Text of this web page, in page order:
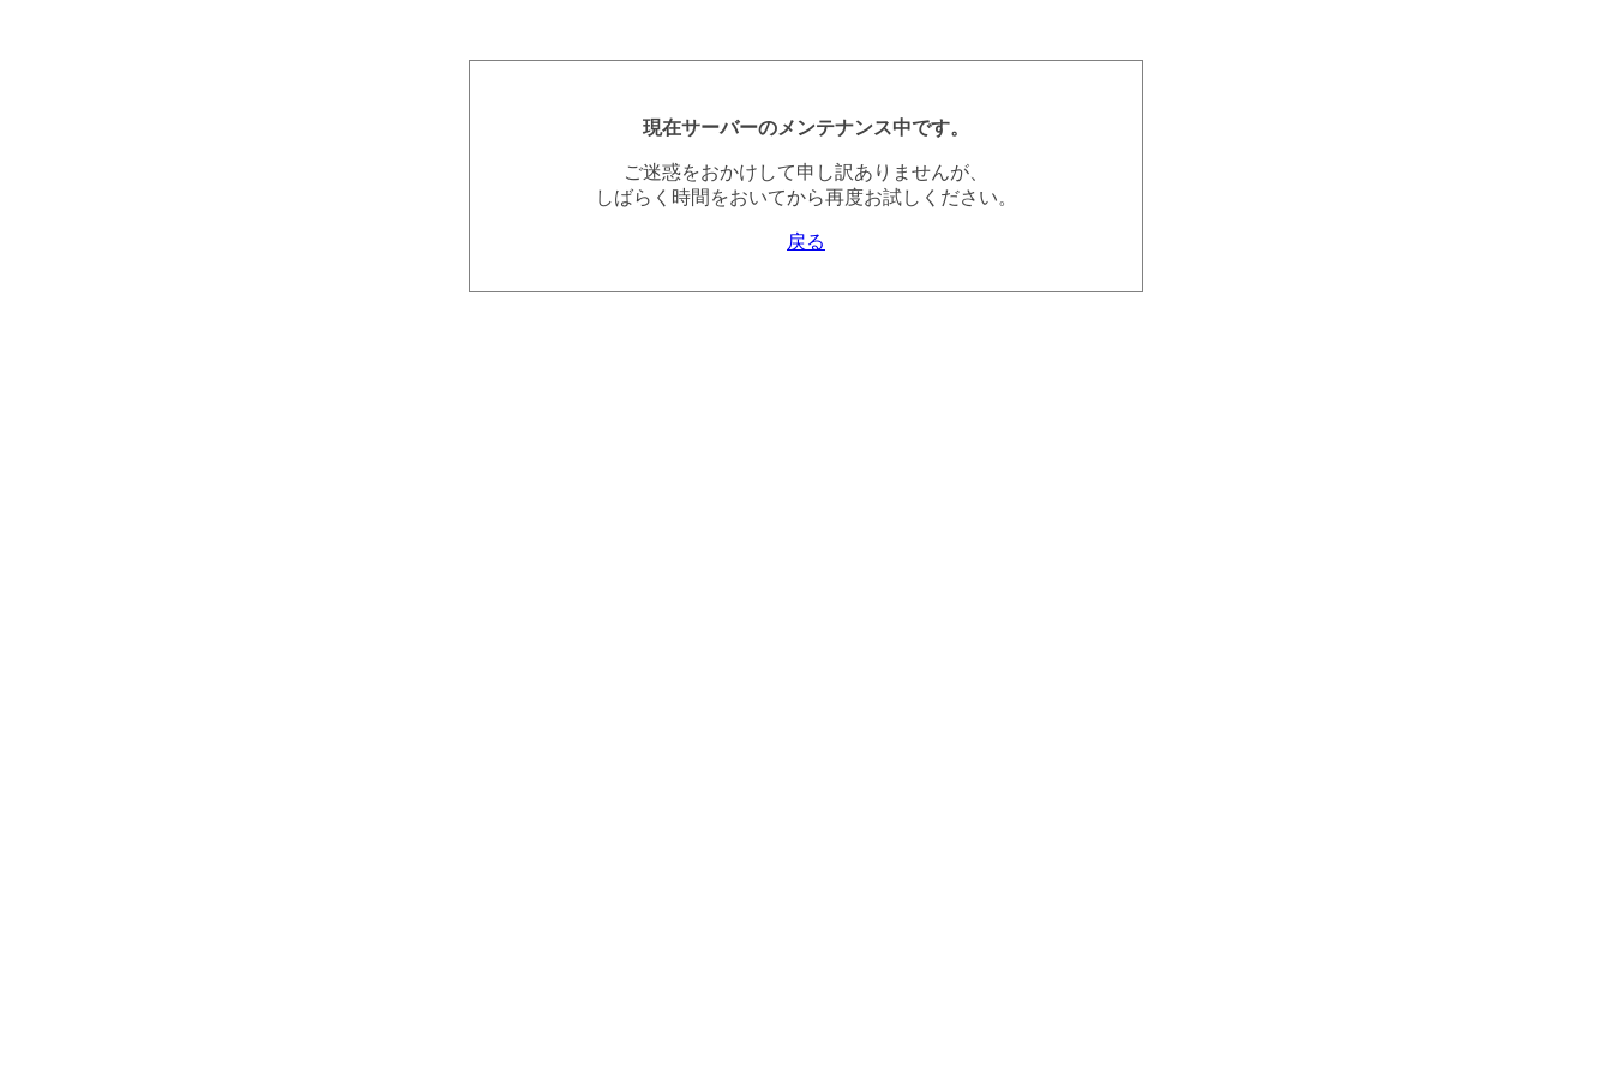
現在サーバーのメンテナンス中です。
ご迷惑をおかけして申し訳ありませんが、
しばらく時間をおいてから再度お試しください。
戻る